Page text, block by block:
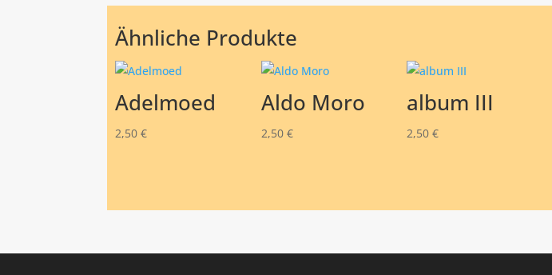
Ähnliche Produkte
Adelmoed
2,50€
Aldo Moro
2,50 €
album III
2,50€